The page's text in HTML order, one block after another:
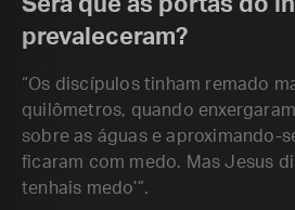
prevaleceram?
“Os discípulos tinham remado
quilômetros, quando
sobre as águas e aproximando-
ficaram com medo. Mas Jesus
tenhais medo’”.